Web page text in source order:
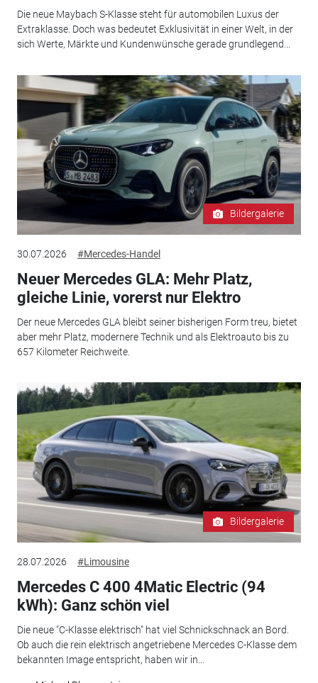
Die neue Maybach S-Klasse steht für automobilen Luxus der
Extraklasse. Doch was bedeutet Exklusivität in einer Welt, in der
sich Werte, Märkte und Kundenwünsche gerade grundlegend...
Bildergalerie
30.07.2026 #Mercedes-Handel
Neuer Mercedes GLA: Mehr Platz,
gleiche Linie, vorerst nur Elektro
Der neue Mercedes GLA bleibt seiner bisherigen Form treu, bietet
aber mehr Platz, modernere Technik und als Elektroauto bis zu
657 Kilometer Reichweite.
Bildergalerie
28.07.2026 #Limousine
Mercedes C 400 4Matic Electric (94
kWh): Ganz schön viel
Die neue "C-Klasse elektrisch" hat viel Schnickschnack an Bord.
Ob auch die rein elektrisch angetriebene Mercedes C-Klasse dem
bekannten Image entspricht, haben wir in...